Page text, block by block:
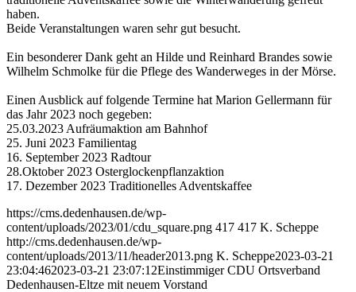
haben.
Beide Veranstaltungen waren sehr gut besucht.
Ein besonderer Dank geht an Hilde und Reinhard Brandes sowie
Wilhelm Schmolke für die Pflege des Wanderweges in der Mörse.
Einen Ausblick auf folgende Termine hat Marion Gellermann für
das Jahr 2023 noch gegeben:
25.03.2023 Aufräumaktion am Bahnhof
25. Juni 2023 Familientag
16. September 2023 Radtour
28.Oktober 2023 Osterglockenpflanzaktion
17. Dezember 2023 Traditionelles Adventskaffee
https://cms.dedenhausen.de/wp-
content/uploads/2023/01/cdu_square.png 417 417 K. Scheppe
http://cms.dedenhausen.de/wp-
content/uploads/2013/11/header2013.png K. Scheppe2023-03-21
23:04:462023-03-21 23:07:12Einstimmiger CDU Ortsverband
Dedenhausen-Eltze mit neuem Vorstand